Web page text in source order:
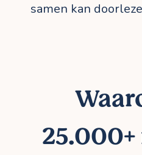
samen kan